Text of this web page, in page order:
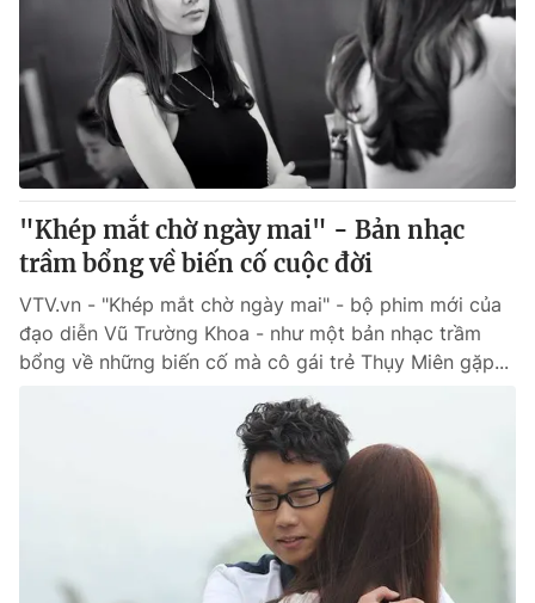
"Khép mắt chờ ngày mai" - Bản nhạc
trầm bổng về biến cố cuộc đời
VTV.vn - "Khép mắt chờ ngày mai" - bộ phim mới của
đạo diễn Vũ Trường Khoa - như một bản nhạc trầm
bổng về những biến cố mà cô gái trẻ Thụy Miên gặp...